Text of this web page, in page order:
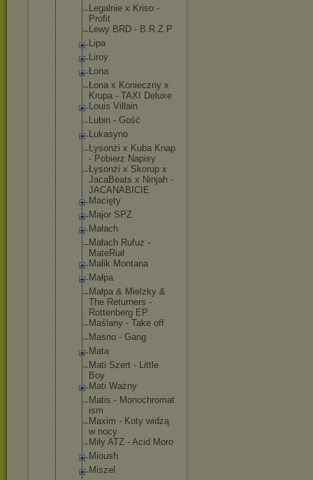
Legalnie x Kriso -
Profit
Lewy BRD - B.R.Z.P
Lipa
Liroy
Łona
Łona x Konieczny x
Krupa - TAXI Deluxe
Louis Villain
Lubin - Gość
Lukasyno
Łysonżi x Kuba Knap
- Pobierz Napisy
Łysonżi x Skorup x
JacaBeats x Ninjah -
JACANABICIE
Macięty
Major SPZ
Małach
Małach Rufuz -
MateRiał
Malik Montana
Małpa
Małpa & Mielzky &
The Returners -
Rottenberg EP
Maślany - Take off
Masno - Gang
Mata
Mati Szert - Little
Boy
Mati Ważny
Matis - Monochromat
ism
Maxim - Koty widzą
w nocy
Miły ATZ - Acid Moro
Mioush
Miszel